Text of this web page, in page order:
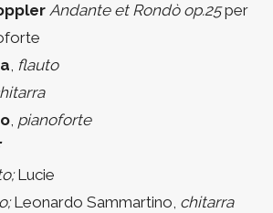
Andante et Rondò op.25per
, flauto
, pianoforte
Lucie
Leonardo Sammartino, chitarra